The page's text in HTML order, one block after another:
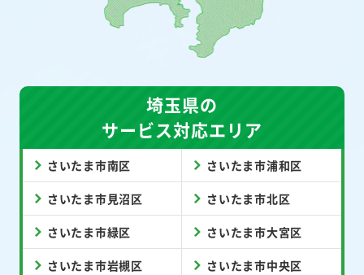
埼玉県の
サービス対応エリア
さいたま市南区 さいたま市浦和区
さいたま市見沼区 さいたま市北区
さいたま市緑区 さいたま市大宮区
さいたま市岩槻区 さいたま市中央区